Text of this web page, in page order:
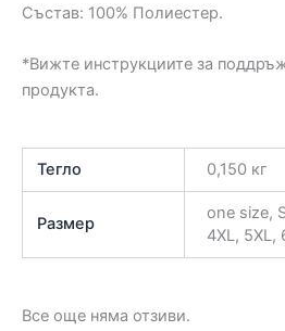
Състав: 100% Полиестер.
*Вижте инструкциите за
продукта.
Тегло 0,150 кг
Размер
one size,
4XL, 5XL,
Все още няма отзиви.